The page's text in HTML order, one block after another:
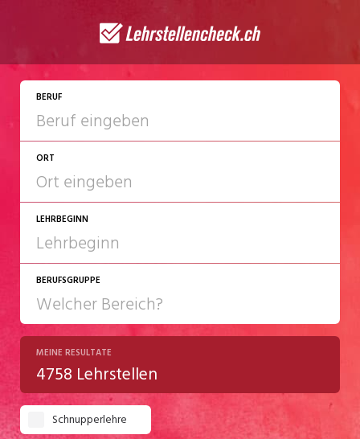
BERUF
ORT
LEHRBEGINN
2027
2028
BERUFSGRUPPE
Chemie/Pharma
Gastgewerbe
Gesundheit/Pflege/Soziales
MEINE RESULTATE
4758 Lehrstellen
Schnupperlehre